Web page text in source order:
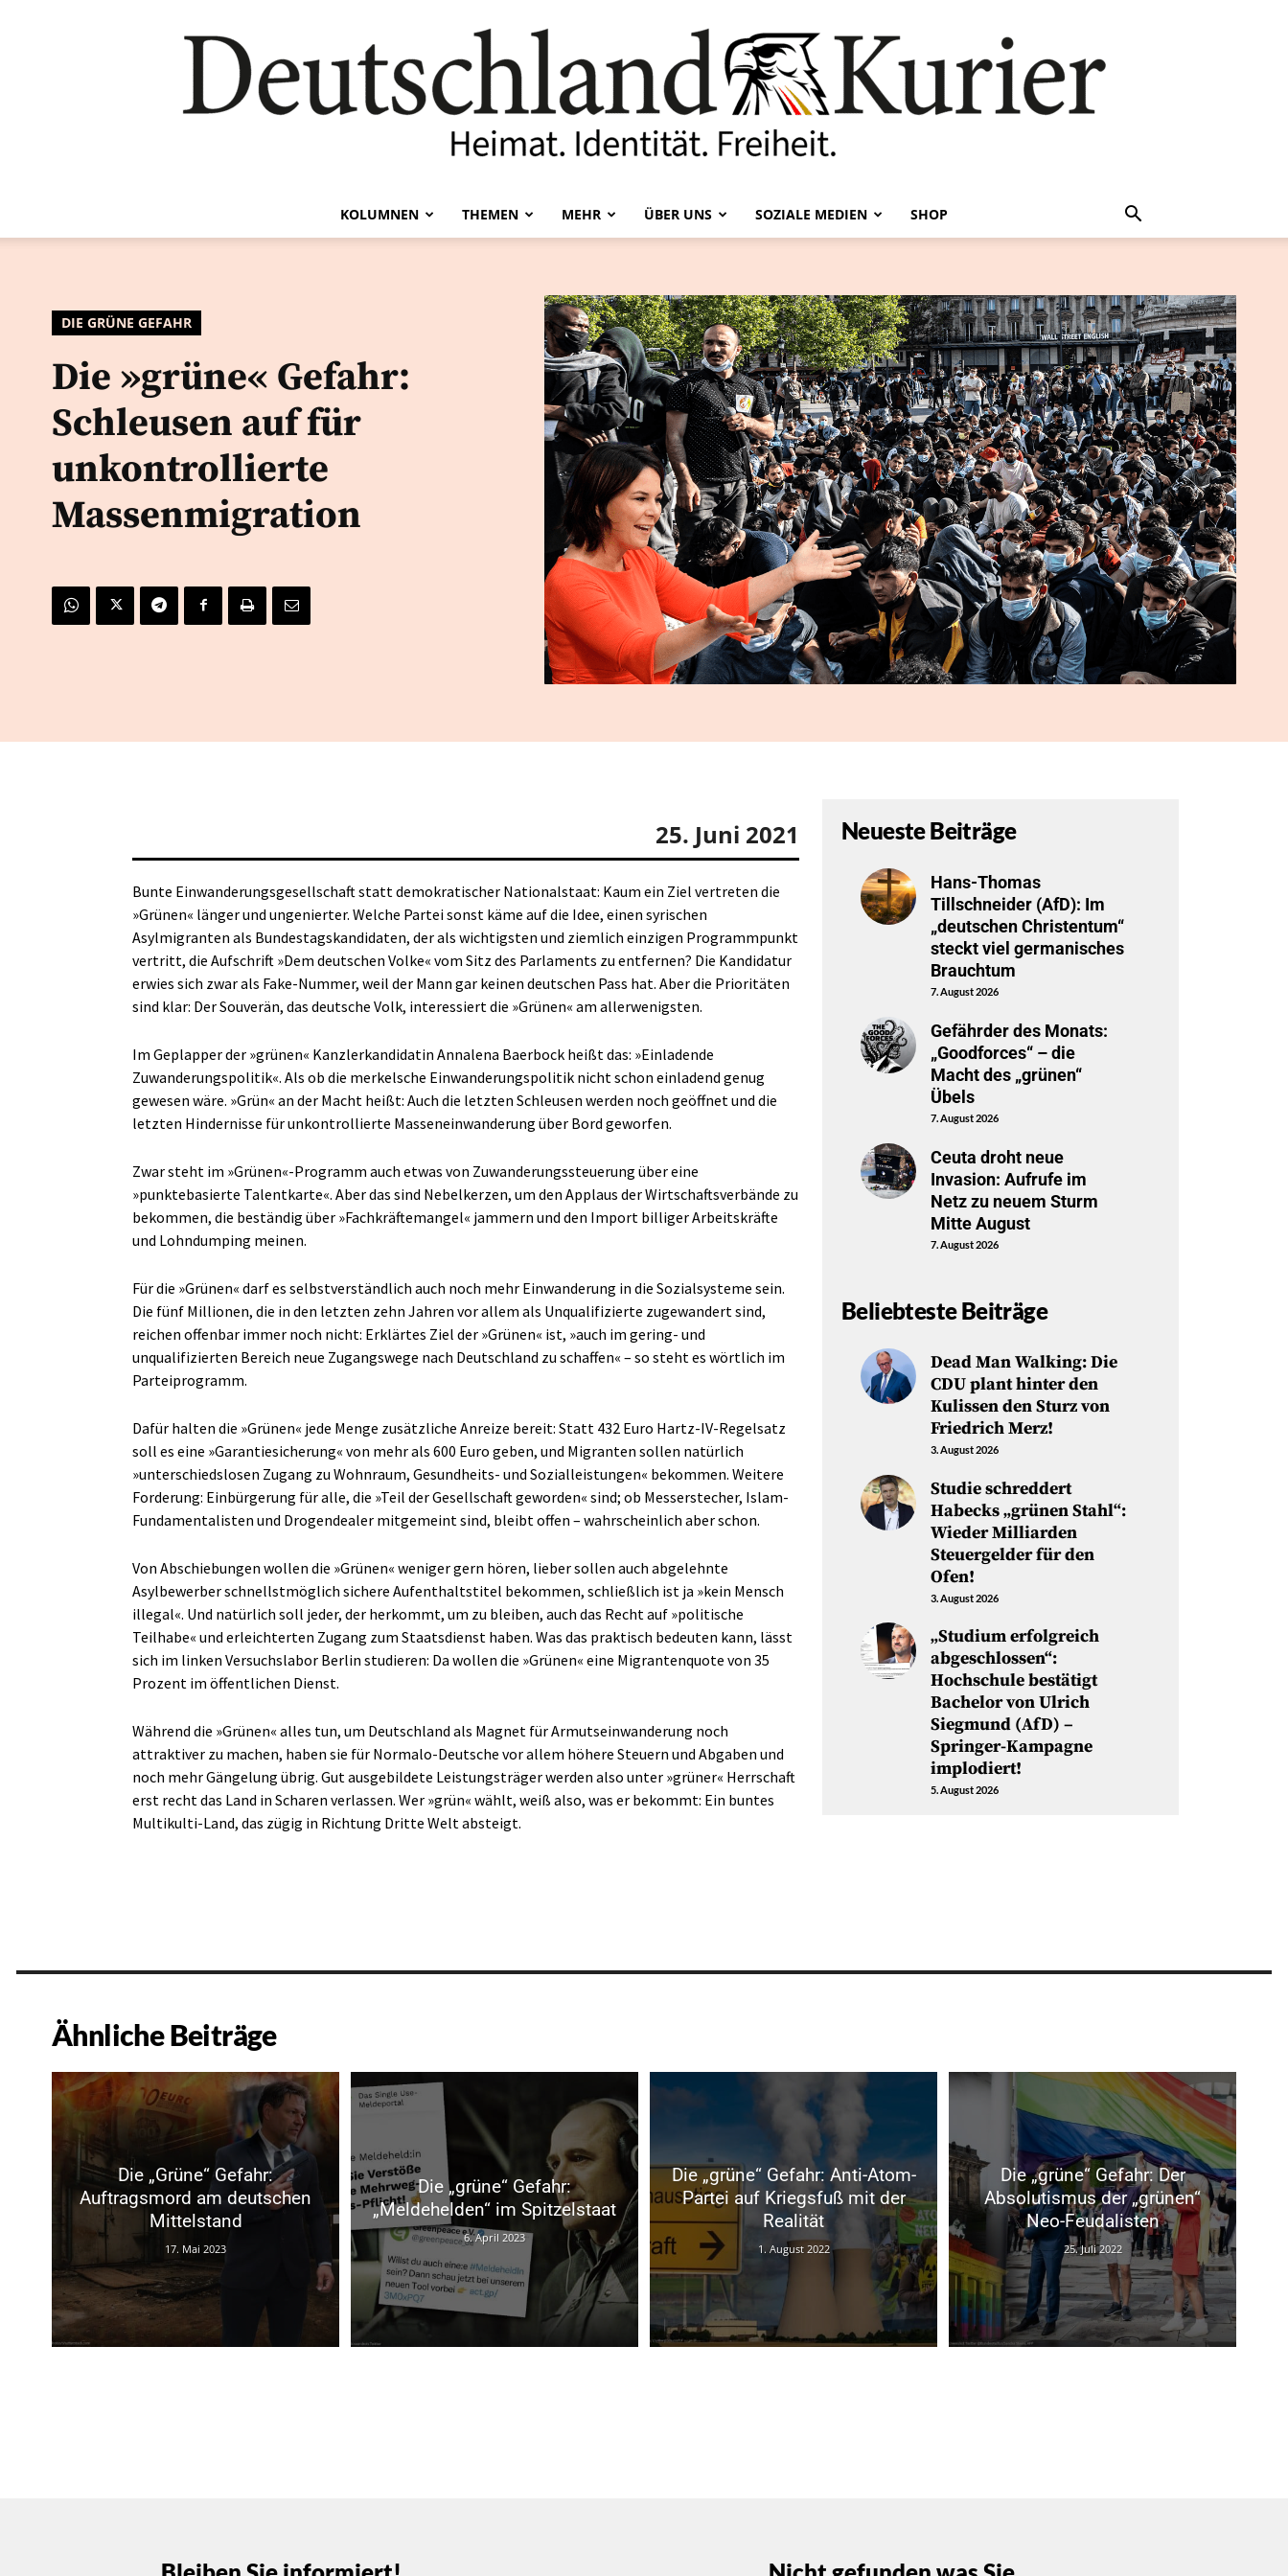
Kurier
KOLUMNEN THEMEN MEHR ÜBER UNS SOZIALE MEDIEN SHOP
DIE GRÜNE GEFAHR
Die »grüne« Gefahr:
Schleusen auf für
unkontrollierte
Massenmigration
25. Juni 2021
Bunte Einwanderungsgesellschaft statt demokratischer Nationalstaat: Kaum ein Ziel vertreten die
»Grünen« länger und ungenierter. Welche Partei sonst käme auf die Idee, einen syrischen
Asylmigranten als Bundestagskandidaten, der als wichtigsten und ziemlich einzigen Programmpunkt
vertritt, die Aufschrift »Dem deutschen Volke« vom Sitz des Parlaments zu entfernen? Die Kandidatur
erwies sich zwar als Fake-Nummer, weil der Mann gar keinen deutschen Pass hat. Aber die Prioritäten
sind klar: Der Souverän, das deutsche Volk, interessiert die »Grünen« am allerwenigsten.
Im Geplapper der »grünen« Kanzlerkandidatin Annalena Baerbock heißt das: »Einladende
Zuwanderungspolitik«. Als ob die merkelsche Einwanderungspolitik nicht schon einladend genug
gewesen wäre. »Grün« an der Macht heißt: Auch die letzten Schleusen werden noch geöffnet und die
letzten Hindernisse für unkontrollierte Masseneinwanderung über Bord geworfen.
Zwar steht im »Grünen«-Programm auch etwas von Zuwanderungssteuerung über eine
»punktebasierte Talentkarte«. Aber das sind Nebelkerzen, um den Applaus der Wirtschaftsverbände zu
bekommen, die beständig über »Fachkräftemangel« jammern und den Import billiger Arbeitskräfte
und Lohndumping meinen.
Für die »Grünen« darf es selbstverständlich auch noch mehr Einwanderung in die Sozialsysteme sein.
Die fünf Millionen, die in den letzten zehn Jahren vor allem als Unqualifizierte zugewandert sind,
reichen offenbar immer noch nicht: Erklärtes Ziel der »Grünen« ist, »auch im gering- und
unqualifizierten Bereich neue Zugangswege nach Deutschland zu schaffen« – so steht es wörtlich im
Parteiprogramm.
Dafür halten die »Grünen« jede Menge zusätzliche Anreize bereit: Statt 432 Euro Hartz-IV-Regelsatz
soll es eine »Garantiesicherung« von mehr als 600 Euro geben, und Migranten sollen natürlich
»unterschiedslosen Zugang zu Wohnraum, Gesundheits- und Sozialleistungen« bekommen. Weitere
Forderung: Einbürgerung für alle, die »Teil der Gesellschaft geworden« sind; ob Messerstecher, Islam-
Fundamentalisten und Drogendealer mitgemeint sind, bleibt offen – wahrscheinlich aber schon.
Von Abschiebungen wollen die »Grünen« weniger gern hören, lieber sollen auch abgelehnte
Asylbewerber schnellstmöglich sichere Aufenthaltstitel bekommen, schließlich ist ja »kein Mensch
illegal«. Und natürlich soll jeder, der herkommt, um zu bleiben, auch das Recht auf »politische
Teilhabe« und erleichterten Zugang zum Staatsdienst haben. Was das praktisch bedeuten kann, lässt
sich im linken Versuchslabor Berlin studieren: Da wollen die »Grünen« eine Migrantenquote von 35
Prozent im öffentlichen Dienst.
Während die »Grünen« alles tun, um Deutschland als Magnet für Armutseinwanderung noch
attraktiver zu machen, haben sie für Normalo-Deutsche vor allem höhere Steuern und Abgaben und
noch mehr Gängelung übrig. Gut ausgebildete Leistungsträger werden also unter »grüner« Herrschaft
erst recht das Land in Scharen verlassen. Wer »grün« wählt, weiß also, was er bekommt: Ein buntes
Multikulti-Land, das zügig in Richtung Dritte Welt absteigt.
Neueste Beiträge
Hans-Thomas
Tillschneider (AfD): Im
„deutschen Christentum“
steckt viel germanisches
Brauchtum
7. August 2026
Gefährder des Monats:
„Goodforces“ – die
Macht des „grünen“
Übels
7. August 2026
Ceuta droht neue
Invasion: Aufrufe im
Netz zu neuem Sturm
Mitte August
7. August 2026
Beliebteste Beiträge
Dead Man Walking: Die
CDU plant hinter den
Kulissen den Sturz von
Friedrich Merz!
3. August 2026
Studie schreddert
Habecks „grünen Stahl“:
Wieder Milliarden
Steuergelder für den
Ofen!
3. August 2026
„Studium erfolgreich
abgeschlossen“:
Hochschule bestätigt
Bachelor von Ulrich
Siegmund (AfD) –
Springer-Kampagne
implodiert!
5. August 2026
Ähnliche Beiträge
Die „Grüne“ Gefahr:
Auftragsmord am deutschen
Mittelstand
17. Mai 2023
Die „grüne“ Gefahr:
„Meldehelden“ im Spitzelstaat
6. April 2023
Die „grüne“ Gefahr: Anti-Atom-
Partei auf Kriegsfuß mit der
Realität
1. August 2022
Die „grüne“ Gefahr: Der
Absolutismus der „grünen“
Neo-Feudalisten
25. Juli 2022